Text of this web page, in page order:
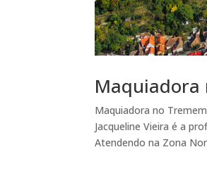
Maquiadora
Maquiadora no
Jacqueline Vieira é a
Atendendo na Zona